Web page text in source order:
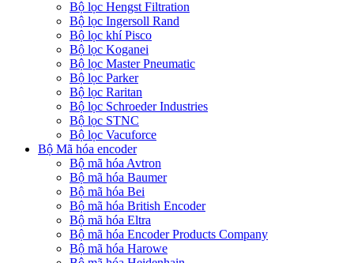
Bộ lọc Hengst Filtration
Bộ lọc Ingersoll Rand
Bộ lọc khí Pisco
Bộ lọc Koganei
Bộ lọc Master Pneumatic
Bộ lọc Parker
Bộ lọc Raritan
Bộ lọc Schroeder Industries
Bộ lọc STNC
Bộ lọc Vacuforce
Bộ Mã hóa encoder
Bộ mã hóa Avtron
Bộ mã hóa Baumer
Bộ mã hóa Bei
Bộ mã hóa British Encoder
Bộ mã hóa Eltra
Bộ mã hóa Encoder Products Company
Bộ mã hóa Harowe